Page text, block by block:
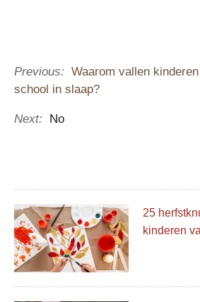
Previous: Waarom vallen
school in slaap?
Next: No
25
kinderen